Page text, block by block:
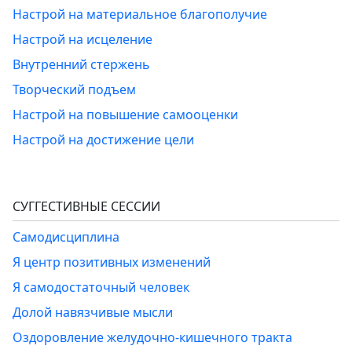
Настрой на материальное благополучие
Настрой на исцеление
Внутренний стержень
Творческий подъем
Настрой на повышение самооценки
Настрой на достижение цели
СУГГЕСТИВНЫЕ СЕССИИ
Самодисциплина
Я центр позитивных изменений
Я самодостаточный человек
Долой навязчивые мысли
Оздоровление желудочно-кишечного тракта